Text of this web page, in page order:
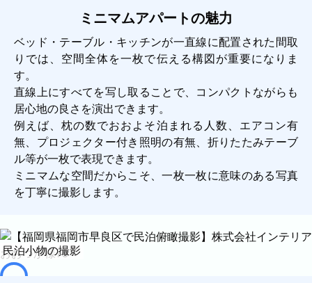
ミニマムアパートの魅力
ベッド・テーブル・キッチンが一直線に配置された間取
りでは、空間全体を一枚で伝える構図が重要になりま
す。
直線上にすべてを写し取ることで、コンパクトながらも
居心地の良さを演出できます。
例えば、枕の数でおおよそ泊まれる人数、エアコン有
無、プロジェクター付き照明の有無、折りたたみテーブ
ル等が一枚で表現できます。
ミニマムな空間だからこそ、一枚一枚に意味のある写真
を丁寧に撮影します。
民泊小物の撮影